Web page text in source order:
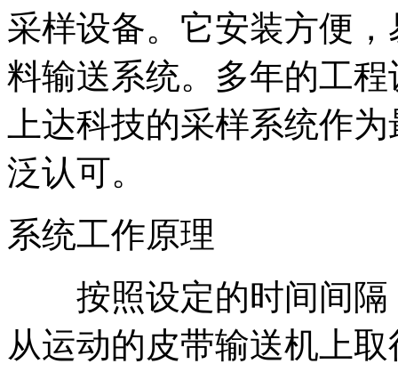
采样设备。它安装方便
料输送系统。多年的工
上达科技的采样系统作
泛认可。
系统工作原理
按照设定的时间间隔
从运动的皮带输送机上